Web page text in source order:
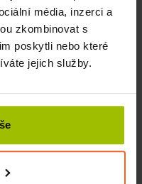
média, inzerci a
zkombinovat s
poskytli nebo které
jejich služby.
Více